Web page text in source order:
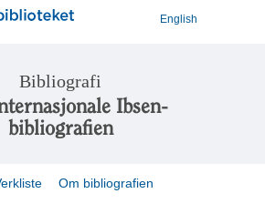
English
Bibliografi
Ibsen-
bibliografien
Om bibliografien